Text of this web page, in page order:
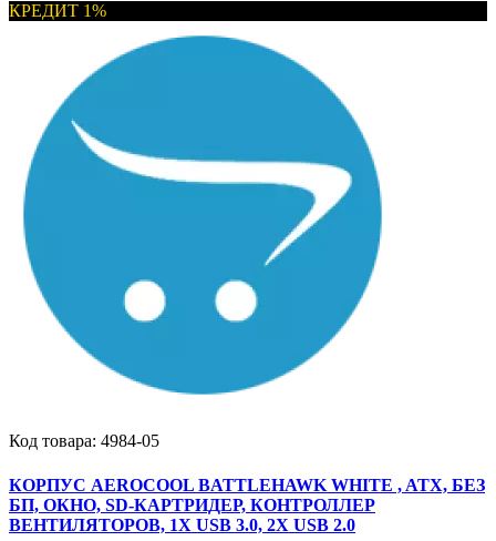
КРЕДИТ 1%
Код товара: 4984-05
КОРПУС AEROCOOL BATTLEHAWK WHITE , ATX, БЕЗ
БП, ОКНО, SD-КАРТРИДЕР, КОНТРОЛЛЕР
ВЕНТИЛЯТОРОВ, 1Х USB 3.0, 2X USB 2.0